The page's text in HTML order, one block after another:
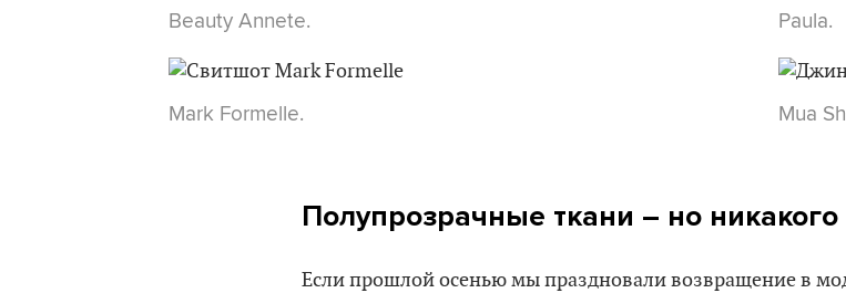
Beauty Annete. Paula.
Mark Formelle. Mua
Полупрозрачные ткани – но никакого
Если прошлой осенью мы праздновали возвращение в